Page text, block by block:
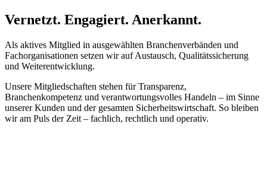
Teilnehmerzahl. Wir erstellen Ihnen ein passgenaues und
unverbindliches Angebot für den Veranstaltungsschutz in Griesheim.
Vernetzt. Engagiert. Anerkannt.
Als aktives Mitglied in ausgewählten Branchenverbänden und
Fachorganisationen setzen wir auf Austausch, Qualitätssicherung
und Weiterentwicklung.
Unsere Mitgliedschaften stehen für Transparenz,
Branchenkompetenz und verantwortungsvolles Handeln – im Sinne
unserer Kunden und der gesamten Sicherheitswirtschaft. So bleiben
wir am Puls der Zeit – fachlich, rechtlich und operativ.